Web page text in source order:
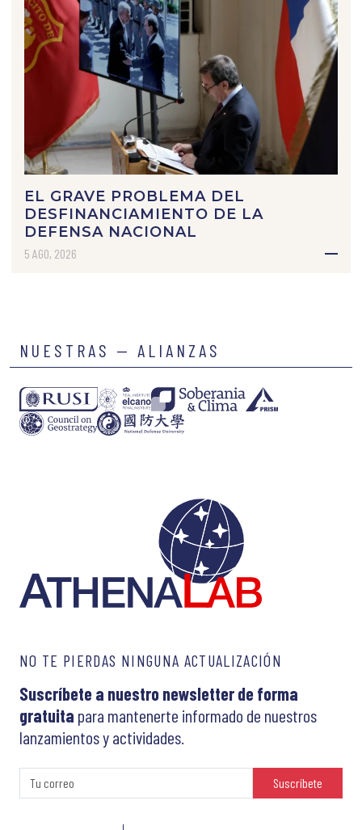
EL GRAVE PROBLEMA DEL
DESFINANCIAMIENTO DE LA
DEFENSA NACIONAL
5 AGO, 2026
NUESTRAS — ALIANZAS
NO TE PIERDAS NINGUNA ACTUALIZACIÓN
Suscríbete a nuestro newsletter de forma
gratuita para mantenerte informado de nuestros
lanzamientos y actividades.
Suscríbete